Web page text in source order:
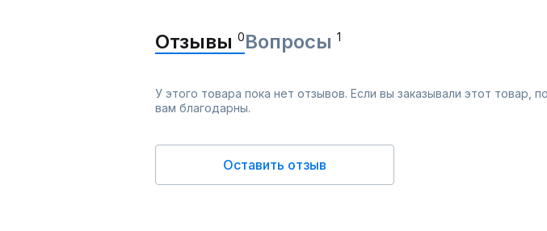
Отзывы 0Вопросы 1
У этого товара пока нет отзывов. Если вы заказывали этот
вам благодарны.
Оставить отзыв